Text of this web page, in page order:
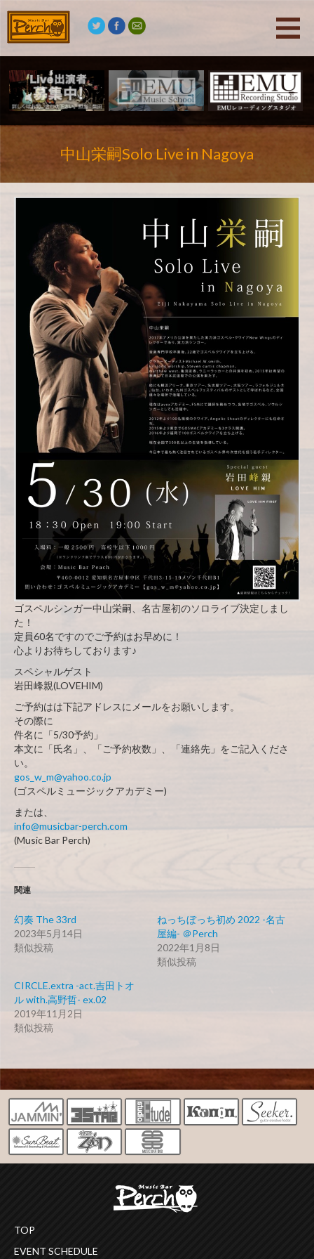
中山栄嗣Solo Live in Nagoya
ゴスペルシンガー中山栄嗣、名古屋初のソロライブ決定しまし
た！
定員60名ですのでご予約はお早めに！
心よりお待ちしております♪
スペシャルゲスト
岩田峰親(LOVEHIM)
ご予約はは下記アドレスにメールをお願いします。
その際に
件名に「5/30予約」
本文に「氏名」、「ご予約枚数」、「連絡先」をご記入くださ
い。
gos_w_m@yahoo.co.jp
(ゴスペルミュージックアカデミー)
または、
info@musicbar-perch.com
(Music Bar Perch)
関連
幻奏 The 33rd
2023年5月14日
類似投稿
ねっちぼっち初め 2022 -名古
屋編- ＠Perch
2022年1月8日
類似投稿
CIRCLE.extra -act.吉田トオ
ル with.高野哲- ex.02
2019年11月2日
類似投稿
TOP
EVENT SCHEDULE